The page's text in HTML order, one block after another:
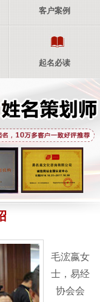
客户案例
起名必读
毛浤嬴女
士，易经
协会会